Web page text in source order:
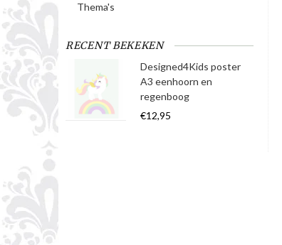
Thema's
RECENT BEKEKEN
Designed4Kids poster
A3 eenhoorn en
regenboog
€12,95